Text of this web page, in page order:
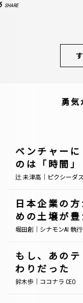
SHARE
勇気
ベンチャー
のは「時間」
辻 未津高｜ピクシーダ
日本企業の
めの土壌が豊
堀田創｜シナモンAI 執
もし、あの
わりだった
鈴木歩｜ココナラ CEO